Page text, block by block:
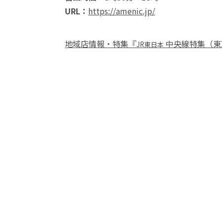
URL： https://amenic.jp/
地域店情報・特集『JR東日本 中央線特集（